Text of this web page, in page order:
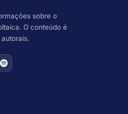
sobre o
O conteúdo é